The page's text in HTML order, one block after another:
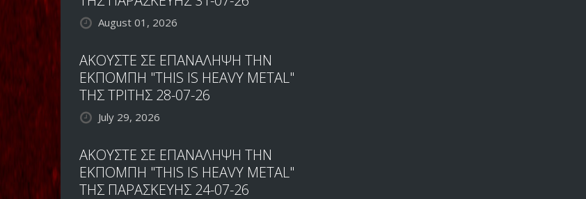
August 01, 2026
ΑΚΟΥΣΤΕ ΣΕ ΕΠΑΝΑΛΗΨΗ ΤΗΝ
ΕΚΠΟΜΠΗ "THIS IS HEAVY METAL"
ΤΗΣ ΤΡΙΤΗΣ 28-07-26
July 29, 2026
ΑΚΟΥΣΤΕ ΣΕ ΕΠΑΝΑΛΗΨΗ ΤΗΝ
ΕΚΠΟΜΠΗ "THIS IS HEAVY METAL"
ΤΗΣ ΠΑΡΑΣΚΕΥΗΣ 24-07-26